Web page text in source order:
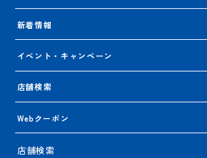
新着情報
イベント・キャンペーン
店舗検索
Webクーポン
店舗検索